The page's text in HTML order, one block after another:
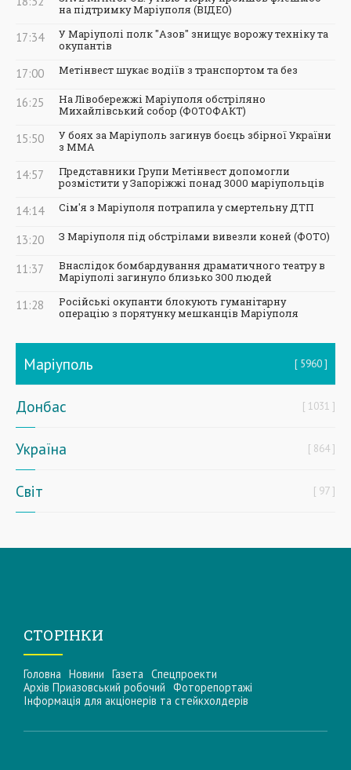
на підтримку Маріуполя (ВІДЕО)
17:34
У Маріуполі полк "Азов" знищує ворожу техніку та
окупантів
17:00 Метінвест шукає водіїв з транспортом та без
16:25
На Лівобережжі Маріуполя обстріляно
Михайлівський собор (ФОТОФАКТ)
15:50
У боях за Маріуполь загинув боєць збірної України
з ММА
14:57
Представники Групи Метінвест допомогли
розмістити у Запоріжжі понад 3000 маріупольців
14:14 Сім'я з Маріуполя потрапила у смертельну ДТП
13:20 З Маріуполя під обстрілами вивезли коней (ФОТО)
11:37
Внаслідок бомбардування драматичного театру в
Маріуполі загинуло близько 300 людей
11:28
Російські окупанти блокують гуманітарну
операцію з порятунку мешканців Маріуполя
Маріуполь 5960
Донбас 1031
Україна 864
Світ 97
СТОРІНКИ
Головна Новини Газета Спецпроекти
Архів Приазовський робочий Фоторепортажі
Інформацiя для акцiонерiв та стейкхолдерiв